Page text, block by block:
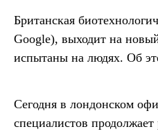
Британская
Google), выходит на
испытаны на людях. Об
Сегодня в лондонском
специалистов